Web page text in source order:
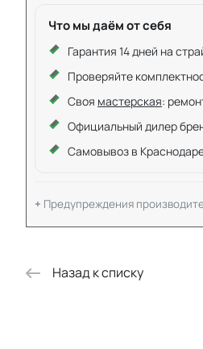
Что мы даём от себя
Гарантия 14 дней на
Проверяйте
Своя мастерская:
Официальный дилер
Самовывоз в
Предупреждения
Назад к списку